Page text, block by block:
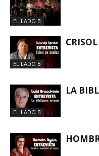
EL LADO B
EL LADO B
EL LADO B
LA